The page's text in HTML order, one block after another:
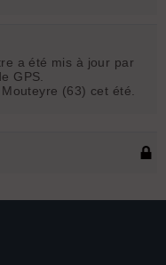
a été mis à jour par
GPS.
(63) cet été.